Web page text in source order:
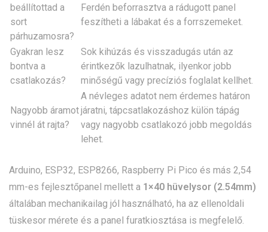
beállítottad a
sort
párhuzamosra?
Ferdén beforrasztva a rádugott panel
feszítheti a lábakat és a forrszemeket.
Gyakran lesz
bontva a
csatlakozás?
Sok kihúzás és visszadugás után az
érintkezők lazulhatnak, ilyenkor jobb
minőségű vagy precíziós foglalat kellhet.
Nagyobb áramot
vinnél át rajta?
A névleges adatot nem érdemes határon
járatni, tápcsatlakozáshoz külön tápág
vagy nagyobb csatlakozó jobb megoldás
lehet.
Arduino, ESP32, ESP8266, Raspberry Pi Pico és más 2,54
mm-es fejlesztőpanel mellett a 1×40 hüvelysor (2.54mm)
általában mechanikailag jól használható, ha az ellenoldali
tüskesor mérete és a panel furatkiosztása is megfelelő.